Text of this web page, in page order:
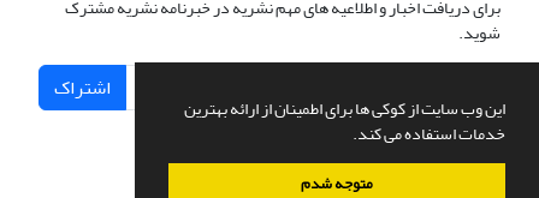
این وب سایت از کوکی ها برای اطمینان از ارائه بهترین
خدمات استفاده می کند.
متوجه شدم
برای دریافت اخبار و اطلاعیه های مهم نشریه در خبرنامه نشریه مشترک
شوید.
اشتراک